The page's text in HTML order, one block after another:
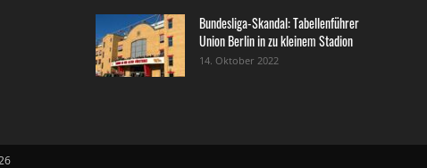
Bundesliga-Skandal: Tabellenführer
Union Berlin in zu kleinem Stadion
14. Oktober 2022